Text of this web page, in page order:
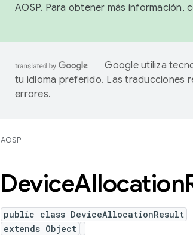
AOSP. Para obtener más información,
Google utiliza
tu idioma preferido. Las traducciones
errores.
AOSP
DeviceAllocation
public class DeviceAllocationResult
extends Object